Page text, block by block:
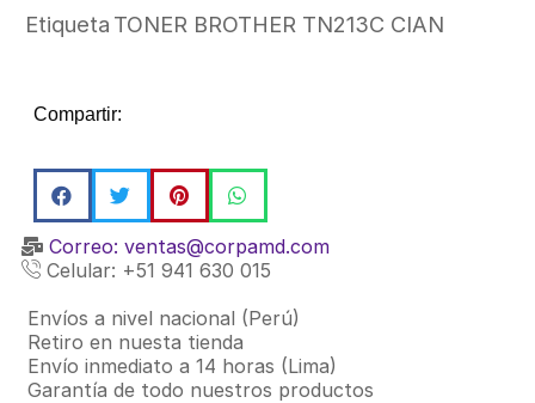
Etiqueta TONER BROTHER TN213C CIAN
Compartir:
Correo: ventas@corpamd.com
Celular: +51 941 630 015
Envíos a nivel nacional (Perú)
Retiro en nuesta tienda
Envío inmediato a 14 horas (Lima)
Garantía de todo nuestros productos